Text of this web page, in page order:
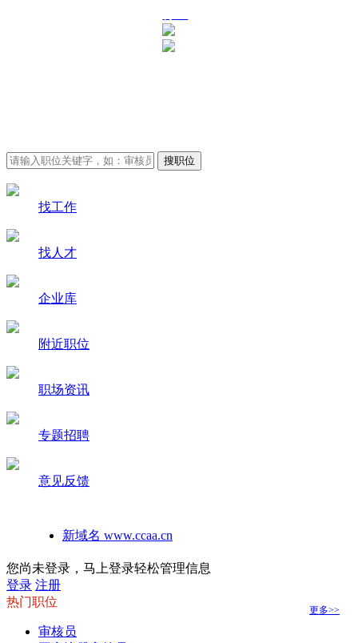
找工作
找人才
企业库
附近职位
职场资讯
专题招聘
意见反馈
新域名 www.ccaa.cn
如何在手机桌面建立本站快捷方式
您尚未登录，马上登录轻松管理信息
登录 注册
热门职位
更多>>
审核员